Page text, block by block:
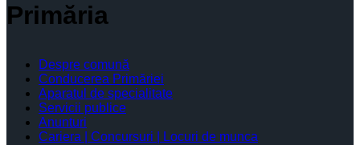
Primăria
Despre comună
Conducerea Primăriei
Aparatul de specialitate
Servicii publice
Anunturi
Cariera | Concursuri | Locuri de munca